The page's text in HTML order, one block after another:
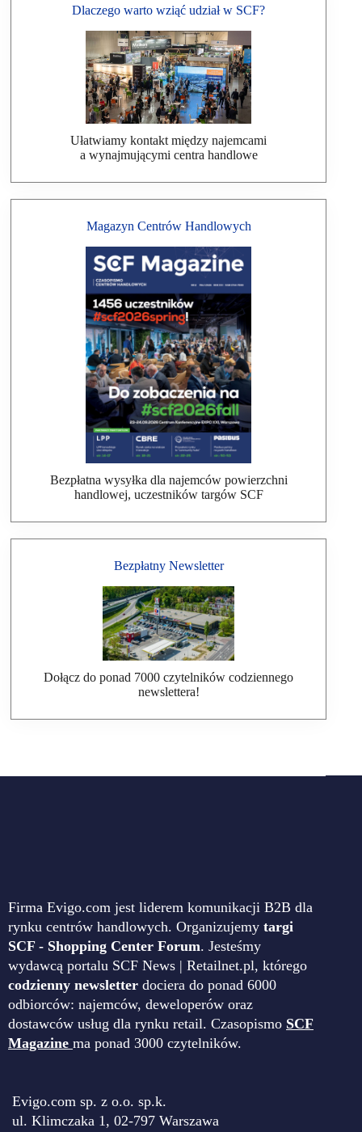
Dlaczego warto wziąć udział w SCF?
Ułatwiamy kontakt między najemcami
a wynajmującymi centra handlowe
Magazyn Centrów Handlowych
Bezpłatna wysyłka dla najemców powierzchni
handlowej, uczestników targów SCF
Bezpłatny Newsletter
Dołącz do ponad 7000 czytelników codziennego
newslettera!
Firma Evigo.com jest liderem komunikacji B2B dla
rynku centrów handlowych. Organizujemy targi
SCF - Shopping Center Forum. Jesteśmy
wydawcą portalu SCF News | Retailnet.pl, którego
codzienny newsletter dociera do ponad 6000
odbiorców: najemców, deweloperów oraz
dostawców usług dla rynku retail. Czasopismo SCF
Magazine ma ponad 3000 czytelników.
Evigo.com sp. z o.o. sp.k.
ul. Klimczaka 1, 02-797 Warszawa